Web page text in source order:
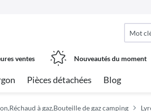
ventes Nouveautés du moment
Pièces détachées Blog
à gaz,Bouteille de gaz camping